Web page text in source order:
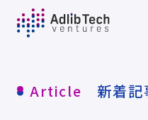
Article 新着記